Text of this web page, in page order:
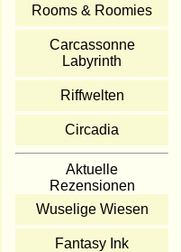
Rooms & Roomies
Carcassonne
Labyrinth
Riffwelten
Circadia
Aktuelle
Rezensionen
Wuselige Wiesen
Fantasy Ink